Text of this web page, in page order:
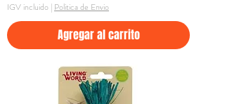
IGV incluido | Politica de Envio
Agregar al carrito